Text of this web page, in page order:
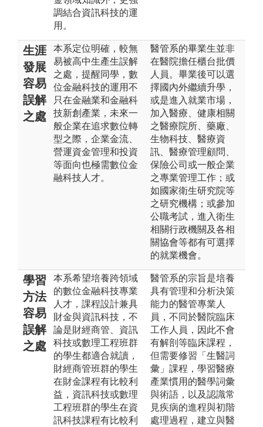
調結合資訊科技的運
用。
生涯
發展
容易
誤解
之處
本系定位明確，較無
易被高中生產生誤解
之處，提醒同學，數
位金融科技的運用不
只在金融業和金融科
技新創產業，未來一
般企業在追求數位轉
型之際，企業金流、
營運資金管理和投資
等面向也極需數位金
融科技人才。
醫管系的畢業生並非
在醫院擔任櫃台批價
人員。畢業後可以選
擇國內外繼續升學，
或是進入就業市場，
加入醫療、健康相關
之醫療院所、藥廠、
生物科技、醫療資
訊、醫療管理顧問、
保險公司或一般企業
之專業管理工作；或
如國家衛生研究院等
之研究機構；或參加
公職考試，進入衛生
相關行政機關及各相
關協會等都有可選擇
的就業機會。
學習
方法
容易
誤解
之處
本系希望培養跨領域
的數位金融科技專業
人才，課程設計兼具
財金與資訊科技，不
論是財經商管、資訊
科技或數理工程班群
的學生都適合就讀，
財經商管班群的學生
在財金課程有比較利
益，資訊科技或數理
工程班群的學生在資
訊科技課程有比較利
醫管系的宗旨是培養
具有管理和分析決策
能力的醫管專業人
員，不同於醫院臨床
工作人員，因此不會
有解剖等臨床課程，
但需要修習「生醫詞
彙」課程，學習醫療
產業慣用的醫學詞彙
與術語，以及認識常
見疾病的進程與初階
處理過程，建立與醫